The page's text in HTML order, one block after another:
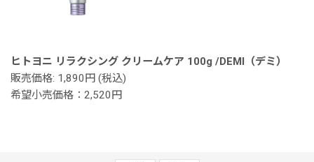
ヒトヨニ リラクシング クリームケア 100g /DEMI（デミ）
販売価格: 1,890円 (税込)
希望小売価格：2,520円